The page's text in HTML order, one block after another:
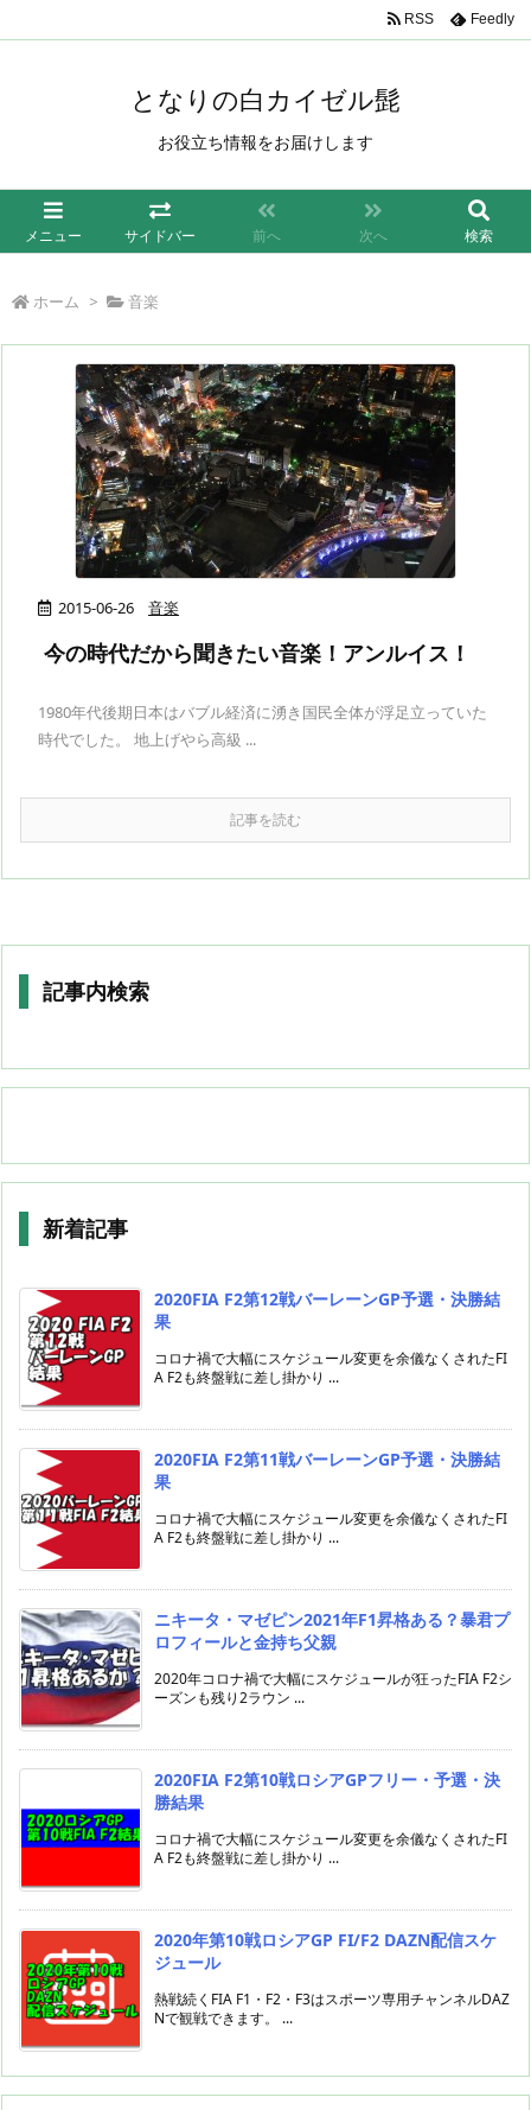
となりの白カイゼル髭
お役立ち情報をお届けします
メニュー サイドバー 前へ 次へ 検索
RSS Feedly
ホーム > 音楽
2015-06-26 音楽
今の時代だから聞きたい音楽！アンルイス！
1980年代後期日本はバブル経済に湧き国民全体が浮足立っていた
時代でした。 地上げやら高級 ...
記事を読む
記事内検索
新着記事
2020FIA F2第12戦バーレーンGP予選・決勝結
果
コロナ禍で大幅にスケジュール変更を余儀なくされたFI
A F2も終盤戦に差し掛かり ...
2020FIA F2第11戦バーレーンGP予選・決勝結
果
コロナ禍で大幅にスケジュール変更を余儀なくされたFI
A F2も終盤戦に差し掛かり ...
ニキータ・マゼピン2021年F1昇格ある？暴君プ
ロフィールと金持ち父親
2020年コロナ禍で大幅にスケジュールが狂ったFIA F2シ
ーズンも残り2ラウン ...
2020FIA F2第10戦ロシアGPフリー・予選・決
勝結果
コロナ禍で大幅にスケジュール変更を余儀なくされたFI
A F2も終盤戦に差し掛かり ...
2020年第10戦ロシアGP FI/F2 DAZN配信スケ
ジュール
熱戦続くFIA F1・F2・F3はスポーツ専用チャンネルDAZ
Nで観戦できます。 ...